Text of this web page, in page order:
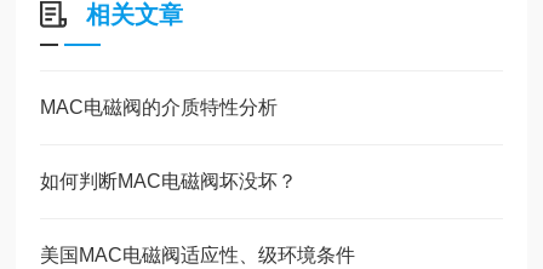
相关文章
MAC电磁阀的介质特性分析
如何判断MAC电磁阀坏没坏？
美国MAC电磁阀适应性、级环境条件